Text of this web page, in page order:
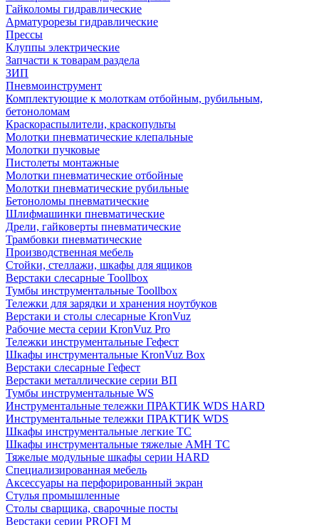
Гайколомы гидравлические
Арматурорезы гидравлические
Прессы
Клуппы электрические
Запчасти к товарам раздела
ЗИП
Пневмоинструмент
Комплектующие к молоткам отбойным, рубильным,
бетоноломам
Краскораспылители, краскопульты
Молотки пневматические клепальные
Молотки пучковые
Пистолеты монтажные
Молотки пневматические отбойные
Молотки пневматические рубильные
Бетоноломы пневматические
Шлифмашинки пневматические
Дрели, гайковерты пневматические
Трамбовки пневматические
Производственная мебель
Стойки, стеллажи, шкафы для ящиков
Верстаки слесарные Toollbox
Тумбы инструментальные Toollbox
Тележки для зарядки и хранения ноутбуков
Верстаки и столы слесарные KronVuz
Рабочие места серии KronVuz Pro
Тележки инструментальные Гефест
Шкафы инструментальные KronVuz Box
Верстаки слесарные Гефест
Верстаки металлические серии ВП
Тумбы инструментальные WS
Инструментальные тележки ПРАКТИК WDS HARD
Инструментальные тележки ПРАКТИК WDS
Шкафы инструментальные легкие ТС
Шкафы инструментальные тяжелые AMH TC
Тяжелые модульные шкафы серии HARD
Cпециализированная мебель
Аксессуары на перфорированный экран
Стулья промышленные
Столы сварщика, сварочные посты
Верстаки серии PROFI M